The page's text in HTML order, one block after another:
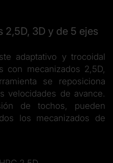
3D y de 5 ejes
adaptativo y trocoidal
con mecanizados 2,5D,
se reposiciona
velocidades de avance.
de tochos, pueden
los mecanizados de